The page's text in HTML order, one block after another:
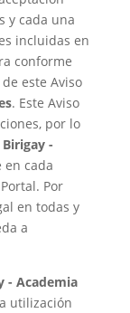
y cada una
incluidas en
conforme
este Aviso
. Este Aviso
por lo
Birigay -
cada
Por
en todas y
a
- Academia
utilización